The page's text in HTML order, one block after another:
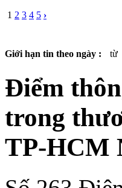
1 2 3 4 5 ›
Giới hạn tin theo ngày : từ
Điểm
trong
TP-HCM